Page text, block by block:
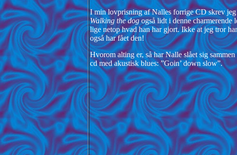
I min lovprisning af Nalles forrige CD skrev
Walking the dogogså lidt i denne charmerende
lige netop hvad han har gjort. Ikke at jeg tror
også har fået den!
Hvorom alting er, så har Nalle slået sig
cd med akustisk blues: ”Goin’ down slow”.